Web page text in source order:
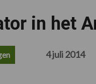
in het
4 juli 2014